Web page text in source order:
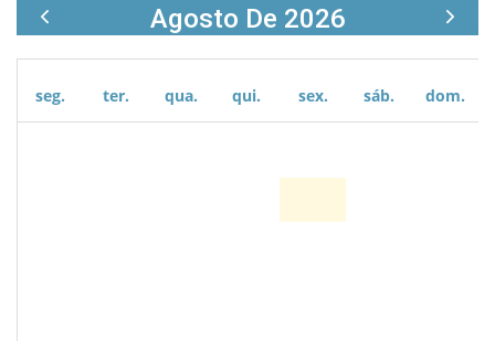
Agosto De 2026
seg. ter. qua. qui. sex. sáb. dom.